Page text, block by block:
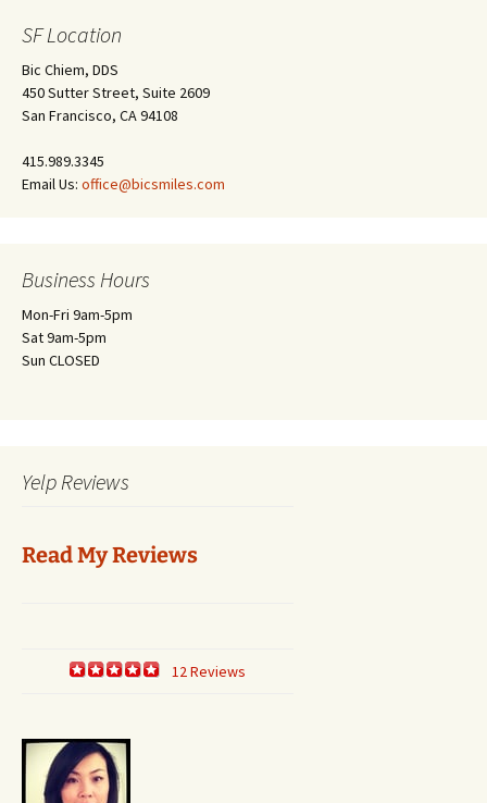
SF Location
Bic Chiem, DDS
450 Sutter Street, Suite 2609
San Francisco, CA 94108
415.989.3345
Email Us: office@bicsmiles.com
Business Hours
Mon-Fri 9am-5pm
Sat 9am-5pm
Sun CLOSED
Yelp Reviews
Read My Reviews
12 Reviews